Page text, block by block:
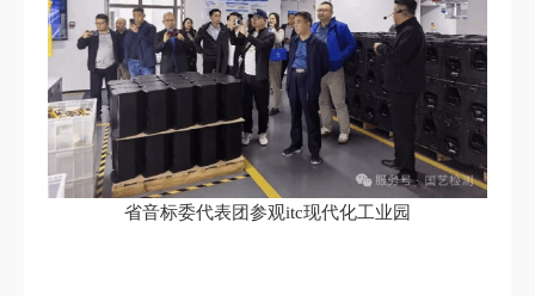
省音标委代表团参观itc现代化工业园